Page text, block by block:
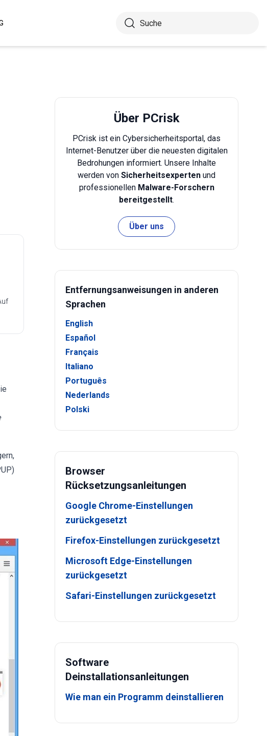
Über PCrisk
PCrisk ist ein Cybersicherheitsportal, das
Internet-Benutzer über die neuesten digitalen
Bedrohungen informiert. Unsere Inhalte
werden von Sicherheitsexperten und
professionellen Malware-Forschern
bereitgestellt.
Über uns
Entfernungsanweisungen in anderen
Sprachen
English
Español
Français
Italiano
Português
Nederlands
Polski
Browser
Rücksetzungsanleitungen
Google Chrome-Einstellungen
zurückgesetzt
Firefox-Einstellungen zurückgesetzt
Microsoft Edge-Einstellungen
zurückgesetzt
Safari-Einstellungen zurückgesetzt
Software
Deinstallationsanleitungen
Wie man ein Programm deinstallieren